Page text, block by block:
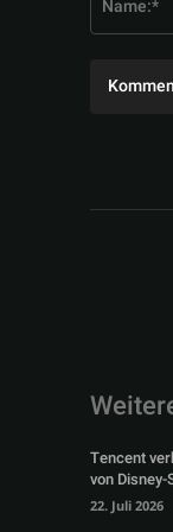
Tencent
von
22. Juli 2026